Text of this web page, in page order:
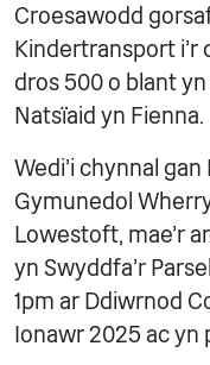
Croesawodd
Kindertransport i'r
dros 500 o blant
Natsïaid yn Fienna.
Wedi’i chynnal
Gymunedol
Lowestoft, mae’r
yn Swyddfa’r
1pm ar Ddiwrnod
Ionawr 2025 ac yn